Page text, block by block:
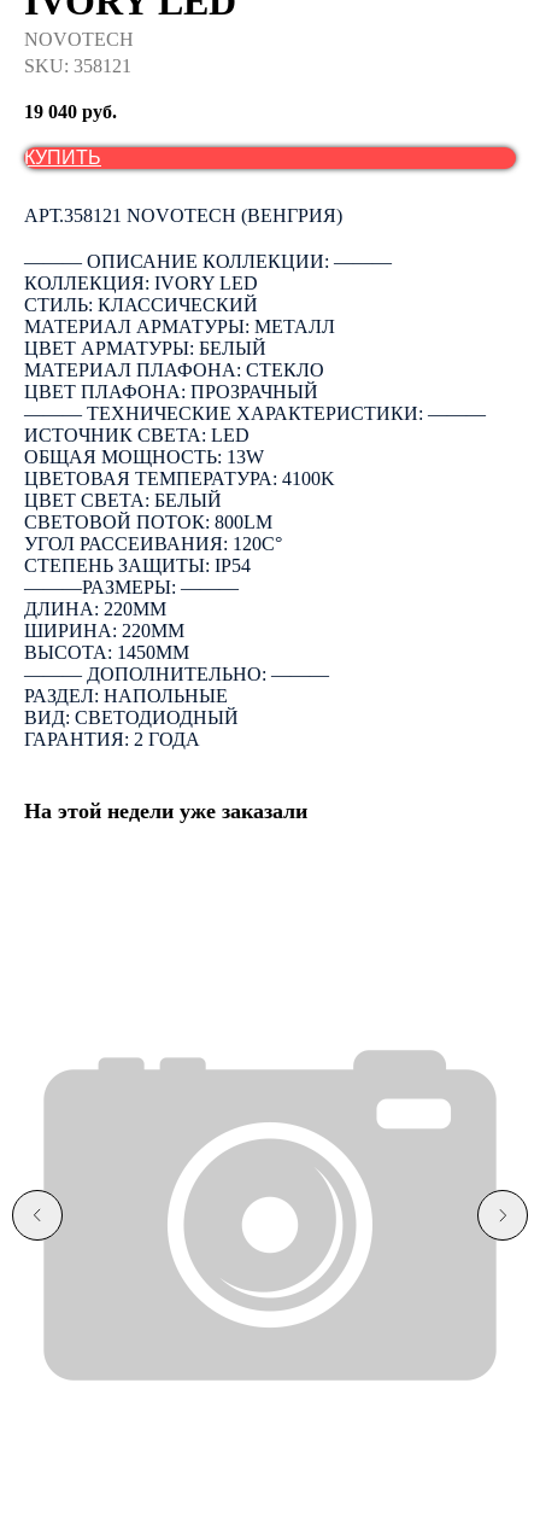
NOVOTECH
SKU: 358121
19 040 руб.
КУПИТЬ
АРТ.358121 NOVOTECH (ВЕНГРИЯ)
――― ОПИСАНИЕ КОЛЛЕКЦИИ: ―――
КОЛЛЕКЦИЯ: IVORY LED
СТИЛЬ: КЛАССИЧЕСКИЙ
МАТЕРИАЛ АРМАТУРЫ: МЕТАЛЛ
ЦВЕТ АРМАТУРЫ: БЕЛЫЙ
МАТЕРИАЛ ПЛАФОНА: СТЕКЛО
ЦВЕТ ПЛАФОНА: ПРОЗРАЧНЫЙ
――― ТЕХНИЧЕСКИЕ ХАРАКТЕРИСТИКИ: ―――
ИСТОЧНИК СВЕТА: LED
ОБЩАЯ МОЩНОСТЬ: 13W
ЦВЕТОВАЯ ТЕМПЕРАТУРА: 4100K
ЦВЕТ СВЕТА: БЕЛЫЙ
СВЕТОВОЙ ПОТОК: 800LM
УГОЛ РАССЕИВАНИЯ: 120C°
СТЕПЕНЬ ЗАЩИТЫ: IP54
―――РАЗМЕРЫ: ―――
ДЛИНА: 220ММ
ШИРИНА: 220ММ
ВЫСОТА: 1450ММ
――― ДОПОЛНИТЕЛЬНО: ―――
РАЗДЕЛ: НАПОЛЬНЫЕ
ВИД: СВЕТОДИОДНЫЙ
ГАРАНТИЯ: 2 ГОДА
На этой недели уже заказали